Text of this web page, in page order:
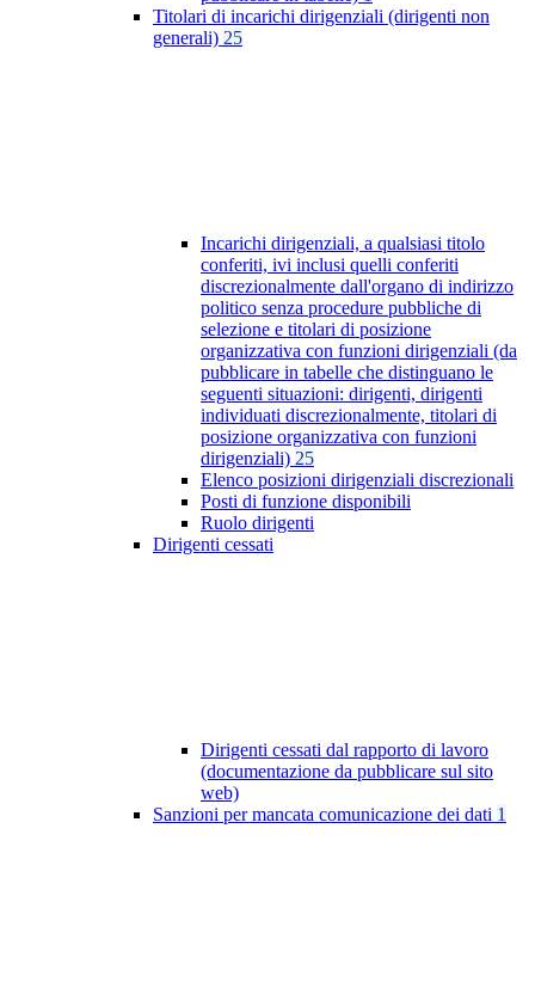
Titolari di incarichi dirigenziali (dirigenti non
generali) 25
Incarichi dirigenziali, a qualsiasi titolo
conferiti, ivi inclusi quelli conferiti
discrezionalmente dall'organo di indirizzo
politico senza procedure pubbliche di
selezione e titolari di posizione
organizzativa con funzioni dirigenziali (da
pubblicare in tabelle che distinguano le
seguenti situazioni: dirigenti, dirigenti
individuati discrezionalmente, titolari di
posizione organizzativa con funzioni
dirigenziali) 25
Elenco posizioni dirigenziali discrezionali
Posti di funzione disponibili
Ruolo dirigenti
Dirigenti cessati
Dirigenti cessati dal rapporto di lavoro
(documentazione da pubblicare sul sito
web)
Sanzioni per mancata comunicazione dei dati 1